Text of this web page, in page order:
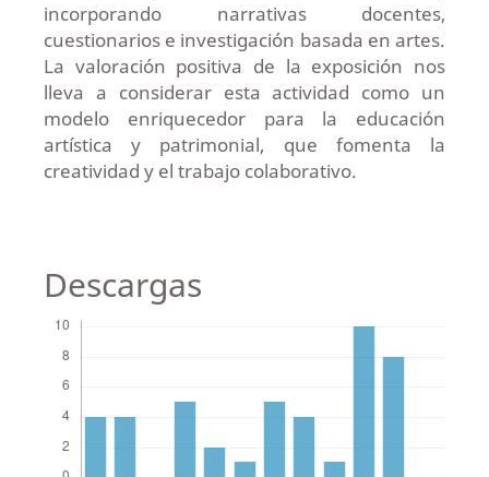
incorporando narrativas docentes,
cuestionarios e investigación basada en artes.
La valoración positiva de la exposición nos
lleva a considerar esta actividad como un
modelo enriquecedor para la educación
artística y patrimonial, que fomenta la
creatividad y el trabajo colaborativo.
Descargas